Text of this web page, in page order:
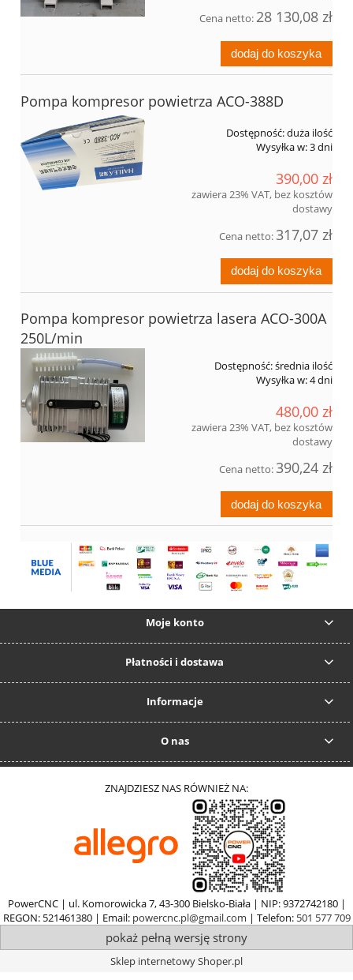
Cena netto: 28 130,08 zł
dodaj do koszyka
Pompa kompresor powietrza ACO-388D
Dostępność:duża ilość
Wysyłka w:3 dni
390,00 zł
zawiera 23% VAT, bez kosztów
dostawy
Cena netto:317,07 zł
dodaj do koszyka
Pompa kompresor powietrza lasera ACO-300A
250L/min
Dostępność:średnia ilość
Wysyłka w:4 dni
480,00 zł
zawiera 23% VAT, bez kosztów
dostawy
Cena netto:390,24 zł
dodaj do koszyka
Moje konto
Płatności i dostawa
Informacje
O nas
ZNAJDZIESZ NAS RÓWNIEŻ NA:
PowerCNC | ul. Komorowicka 7, 43-300 Bielsko-Biała | NIP: 9372742180 |
REGON: 521461380 | Email: powercnc.pl@gmail.com | Telefon: 501 577 709
pokaż pełną wersję strony
Sklep internetowy Shoper.pl